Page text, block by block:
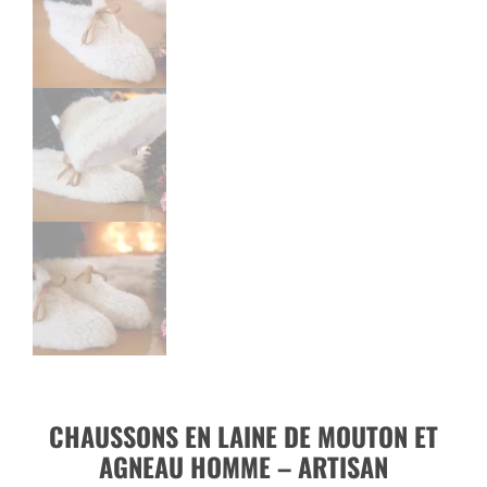
CHAUSSONS EN LAINE DE MOUTON ET
AGNEAU HOMME – ARTISAN